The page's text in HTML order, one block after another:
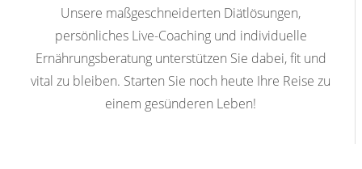
Unsere maßgeschneiderten Diätlösungen,
persönliches Live-Coaching und individuelle
Ernährungsberatung unterstützen Sie dabei, fit und
vital zu bleiben. Starten Sie noch heute Ihre Reise zu
einem gesünderen Leben!